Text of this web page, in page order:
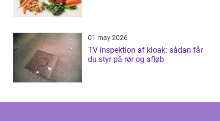
01 may 2026
TV inspektion af kloak: sådan får
du styr på rør og afløb